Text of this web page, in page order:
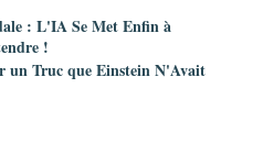
: L'IA Se Met Enfin à
!
un Truc que Einstein N'Avait